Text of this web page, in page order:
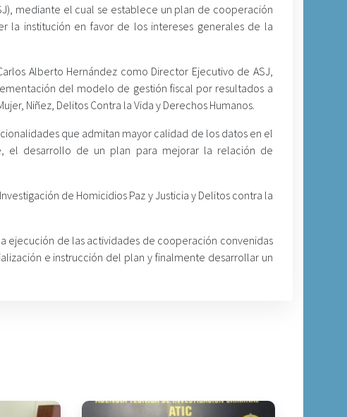
mediante el cual se establece un plan de cooperación
la institución en favor de los intereses generales de la
Alberto Hernández como Director Ejecutivo de ASJ,
del modelo de gestión fiscal por resultados a
Niñez, Delitos Contra la Vida y Derechos Humanos.
que admitan mayor calidad de los datos en el
el desarrollo de un plan para mejorar la relación de
de Homicidios Paz y Justicia y Delitos contra la
ejecución de las actividades de cooperación convenidas
e instrucción del plan y finalmente desarrollar un